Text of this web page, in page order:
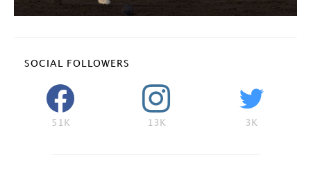
SOCIAL FOLLOWERS
51K 13K 3K